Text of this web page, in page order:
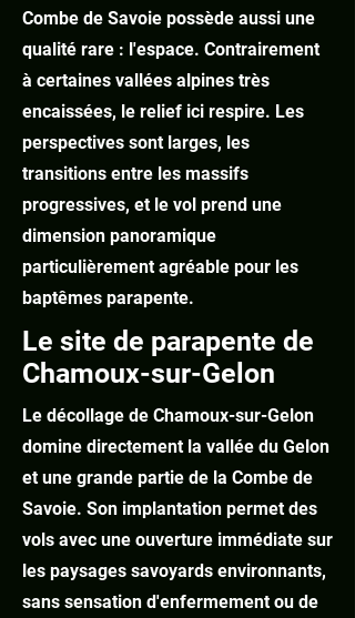
Combe de Savoie possède aussi une
qualité rare : l'espace. Contrairement
à certaines vallées alpines très
encaissées, le relief ici respire. Les
perspectives sont larges, les
transitions entre les massifs
progressives, et le vol prend une
dimension panoramique
particulièrement agréable pour les
baptêmes parapente.
Le site de parapente de
Chamoux-sur-Gelon
Le décollage de Chamoux-sur-Gelon
domine directement la vallée du Gelon
et une grande partie de la Combe de
Savoie. Son implantation permet des
vols avec une ouverture immédiate sur
les paysages savoyards environnants,
sans sensation d'enfermement ou de